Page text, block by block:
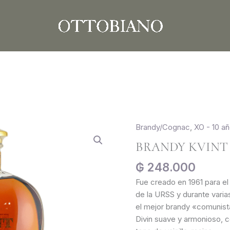
Brandy/Cognac, XO - 10
BRANDY KVINT
₲ 248.000
Fue creado en 1961 para
de la URSS y durante
el mejor brandy
Divin suave y armonioso,
Brandy
Kvint
XO
10
AÑOS
700ml
cantidad